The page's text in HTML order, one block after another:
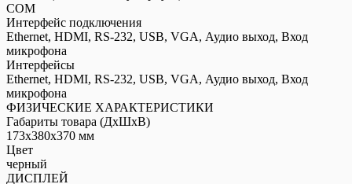
COM
Интерфейс подключения
Ethernet, HDMI, RS-232, USB, VGA, Аудио выход, Вход
микрофона
Интерфейсы
Ethernet, HDMI, RS-232, USB, VGA, Аудио выход, Вход
микрофона
ФИЗИЧЕСКИЕ ХАРАКТЕРИСТИКИ
Габариты товара (ДxШxВ)
173x380x370 мм
Цвет
черный
ДИСПЛЕЙ